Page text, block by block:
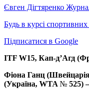
Євген Дігтяренко
Будь в курсі
Підписатися в Google
ITF W15, Кап-д’Агд
Фіона Ганц
(Україна, WTA№ 525)